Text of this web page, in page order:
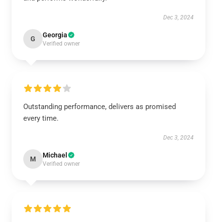
Dec 3, 2024
G Georgia
Verified owner
Outstanding performance, delivers as promised
every time.
Dec 3, 2024
M Michael
Verified owner